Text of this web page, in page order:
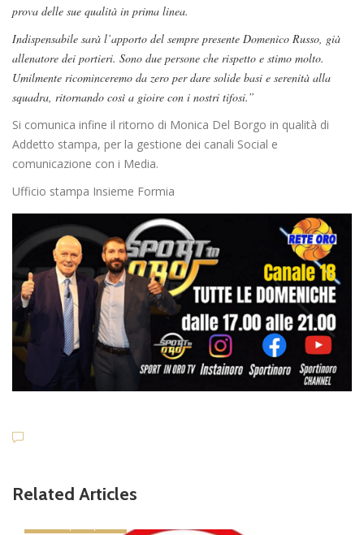
prova delle sue qualità in prima linea.
Indispensabile sarà l’apporto del sempre presente Domenico Russo, già
allenatore dei portieri. Sono due persone che rispetto e stimo molto.
Umilmente ricominceremo da zero per dare solide basi e serenità alla
squadra, ritornando così a gioire con i nostri tifosi.”
Si comunica infine il ritorno di Monica Del Borgo in qualità di
Addetto stampa, per la gestione dei canali Social e
comunicazione con i Media.
Ufficio stampa Insieme Formia
Related Articles